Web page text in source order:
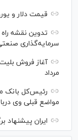
قیمت دلار و یورو
تدوین نقشه
سرمایه‌گذاری
مرداد
رئیس‌کل بانک
مواضع قبلی وی
ایران پیشنهاد